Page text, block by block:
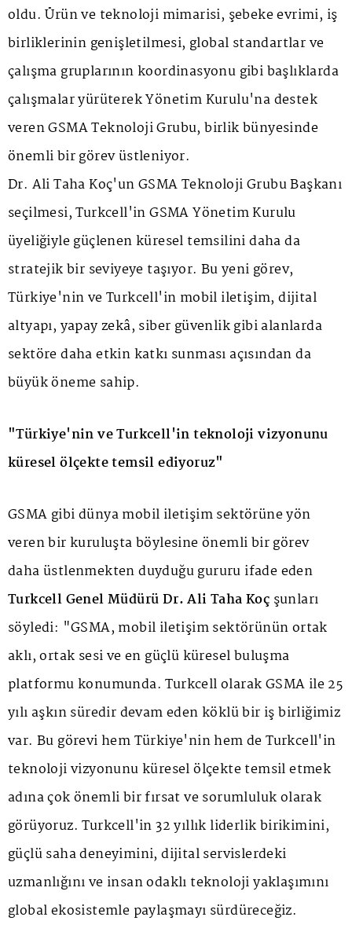
oldu. Ürün ve teknoloji mimarisi, şebeke evrimi, iş
birliklerinin genişletilmesi, global standartlar ve
çalışma gruplarının koordinasyonu gibi başlıklarda
çalışmalar yürüterek Yönetim Kurulu'na destek
veren GSMA Teknoloji Grubu, birlik bünyesinde
önemli bir görev üstleniyor.
Dr. Ali Taha Koç'un GSMA Teknoloji Grubu Başkanı
seçilmesi, Turkcell'in GSMA Yönetim Kurulu
üyeliğiyle güçlenen küresel temsilini daha da
stratejik bir seviyeye taşıyor. Bu yeni görev,
Türkiye'nin ve Turkcell'in mobil iletişim, dijital
altyapı, yapay zekâ, siber güvenlik gibi alanlarda
sektöre daha etkin katkı sunması açısından da
büyük öneme sahip.
"Türkiye'nin ve Turkcell'in teknoloji vizyonunu
küresel ölçekte temsil ediyoruz"
GSMA gibi dünya mobil iletişim sektörüne yön
veren bir kuruluşta böylesine önemli bir görev
daha üstlenmekten duyduğu gururu ifade eden
Turkcell Genel Müdürü Dr. Ali Taha Koç şunları
söyledi: "GSMA, mobil iletişim sektörünün ortak
aklı, ortak sesi ve en güçlü küresel buluşma
platformu konumunda. Turkcell olarak GSMA ile 25
yılı aşkın süredir devam eden köklü bir iş birliğimiz
var. Bu görevi hem Türkiye'nin hem de Turkcell'in
teknoloji vizyonunu küresel ölçekte temsil etmek
adına çok önemli bir fırsat ve sorumluluk olarak
görüyoruz. Turkcell'in 32 yıllık liderlik birikimini,
güçlü saha deneyimini, dijital servislerdeki
uzmanlığını ve insan odaklı teknoloji yaklaşımını
global ekosistemle paylaşmayı sürdüreceğiz.